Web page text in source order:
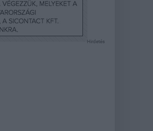
Hirdetés